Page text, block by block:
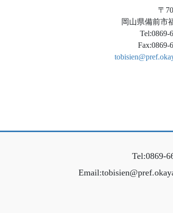
〒
岡山県備前市
Tel:0869-
Fax:0869-
Tel:0869-